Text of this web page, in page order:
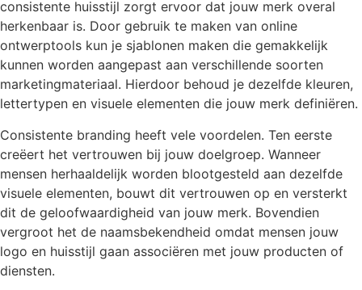
consistente huisstijl zorgt ervoor dat jouw merk overal
herkenbaar is. Door gebruik te maken van online
ontwerptools kun je sjablonen maken die gemakkelijk
kunnen worden aangepast aan verschillende soorten
marketingmateriaal. Hierdoor behoud je dezelfde kleuren,
lettertypen en visuele elementen die jouw merk definiëren.
Consistente branding heeft vele voordelen. Ten eerste
creëert het vertrouwen bij jouw doelgroep. Wanneer
mensen herhaaldelijk worden blootgesteld aan dezelfde
visuele elementen, bouwt dit vertrouwen op en versterkt
dit de geloofwaardigheid van jouw merk. Bovendien
vergroot het de naamsbekendheid omdat mensen jouw
logo en huisstijl gaan associëren met jouw producten of
diensten.